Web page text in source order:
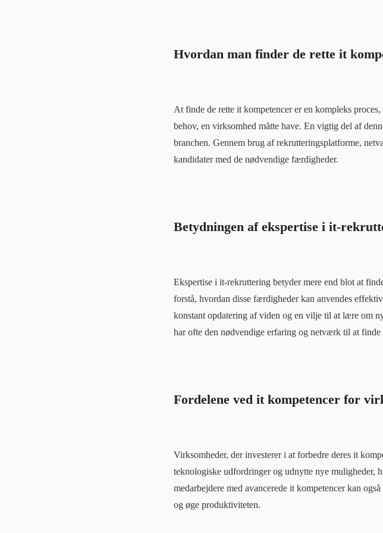
Hvordan man finder de rette it
At finde de rette it kompetencer er en kompleks
behov, en virksomhed måtte have. En vigtig del af
branchen. Gennem brug af rekrutteringsplatforme,
kandidater med de nødvendige færdigheder.
Betydningen af ekspertise i it-
Ekspertise i it-rekruttering betyder mere end blot at
forstå, hvordan disse færdigheder kan anvendes
konstant opdatering af viden og en vilje til at lære om
har ofte den nødvendige erfaring og netværk til at finde
Fordelene ved it kompetencer for
Virksomheder, der investerer i at forbedre deres it
teknologiske udfordringer og udnytte nye muligheder,
medarbejdere med avancerede it kompetencer kan
og øge produktiviteten.